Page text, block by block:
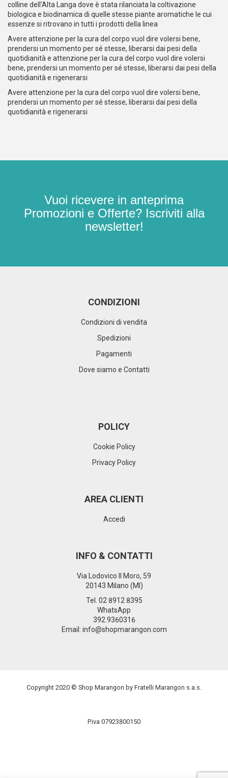
colline dell'Alta Langa dove è stata rilanciata la coltivazione
biologica e biodinamica di quelle stesse piante aromatiche le cui
essenze si ritrovano in tutti i prodotti della linea
Avere attenzione per la cura del corpo vuol dire volersi bene,
prendersi un momento per sé stesse, liberarsi dai pesi della
quotidianità e attenzione per la cura del corpo vuol dire volersi
bene, prendersi un momento per sé stesse, liberarsi dai pesi della
quotidianità e rigenerarsi
Avere attenzione per la cura del corpo vuol dire volersi bene,
prendersi un momento per sé stesse, liberarsi dai pesi della
quotidianità e rigenerarsi
Vuoi ricevere in anteprima
Promozioni e Offerte? Iscriviti alla
newsletter!
CONDIZIONI
Condizioni di vendita
Spedizioni
Pagamenti
Dove siamo e Contatti
POLICY
Cookie Policy
Privacy Policy
AREA CLIENTI
Accedi
INFO & CONTATTI
Via Lodovico Il Moro, 59
20143 Milano (MI)
Tel. 02 8912 8395
WhatsApp
392.9360316
Email: info@shopmarangon.com
Copyright 2020 © Shop Marangon by Fratelli Marangon s.a.s.
P.iva 07923800150